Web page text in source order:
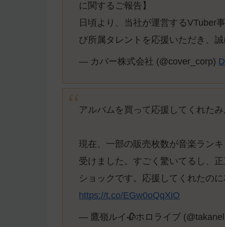
に関するご報告】
日頃より、当社が運営するVTuber
び所属タレントを応援いただき、
— カバー株式会社 (@cover_corp)
アルバムを買って応援してくれた
現在、一部の販売枚数が音楽ラン
受けました。すごく驚いてるし、
ショックです。応援してくれたの
https://t.co/EGw0oQqXiO
— 鷹嶺ルイ🥀ホロライブ